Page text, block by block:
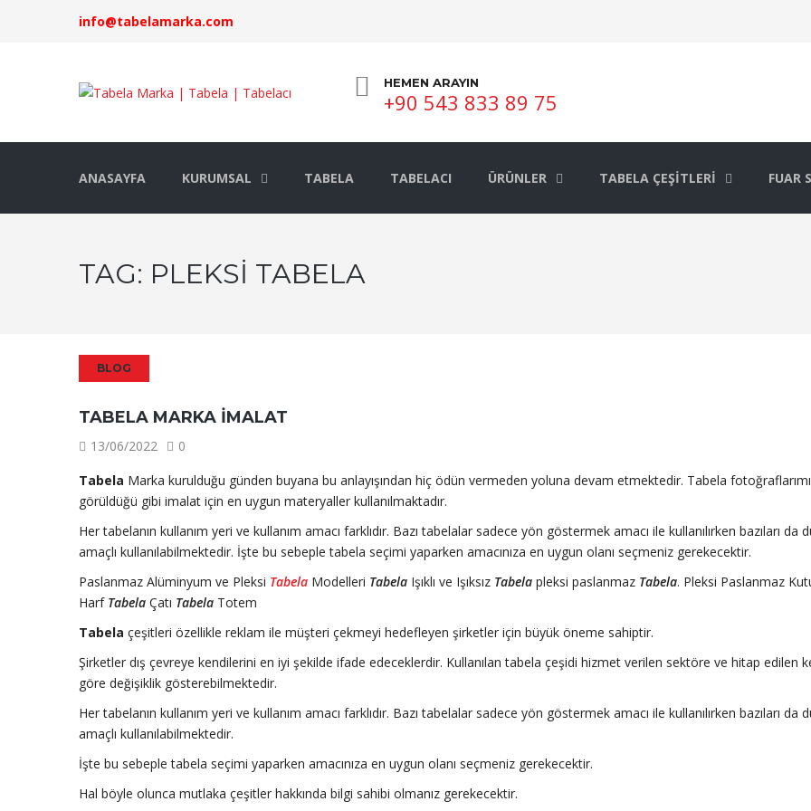
info@tabelamarka.com
HEMEN ARAYIN
+90 543 833 89 75
ANASAYFA KURUMSAL TABELA TABELACI ÜRÜNLER TABELA ÇEŞITLERI FUAR
TAG: PLEKSI TABELA
BLOG
TABELA MARKA İMALAT
13/06/2022
0
Tabela Marka kurulduğu günden buyana bu anlayışından hiç ödün vermeden yoluna devam etmektedir. Tabela
görüldüğü gibi imalat için en uygun materyaller kullanılmaktadır.
Her tabelanın kullanım yeri ve kullanım amacı farklıdır. Bazı tabelalar sadece yön göstermek amacı ile kullanılırken bazıları da
amaçlı kullanılabilmektedir. İşte bu sebeple tabela seçimi yaparken amacınıza en uygun olanı seçmeniz gerekecektir.
Paslanmaz Alüminyum ve Pleksi Tabela Modelleri Tabela Işıklı ve Işıksız Tabela pleksi paslanmaz Tabela. Pleksi Paslanmaz
Harf Tabela Çatı Tabela Totem
Tabela çeşitleri özellikle reklam ile müşteri çekmeyi hedefleyen şirketler için büyük öneme sahiptir.
Şirketler dış çevreye kendilerini en iyi şekilde ifade edeceklerdir. Kullanılan tabela çeşidi hizmet verilen sektöre ve hitap edilen
göre değişiklik gösterebilmektedir.
Her tabelanın kullanım yeri ve kullanım amacı farklıdır. Bazı tabelalar sadece yön göstermek amacı ile kullanılırken bazıları da
amaçlı kullanılabilmektedir.
İşte bu sebeple tabela seçimi yaparken amacınıza en uygun olanı seçmeniz gerekecektir.
Hal böyle olunca mutlaka çeşitler hakkında bilgi sahibi olmanız gerekecektir.